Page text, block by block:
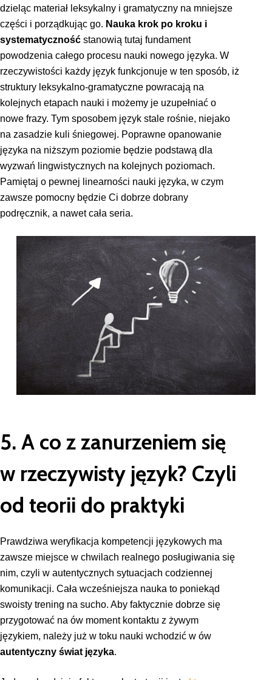
dzieląc materiał leksykalny i gramatyczny na mniejsze
części i porządkując go. Nauka krok po kroku i
systematyczność stanowią tutaj fundament
powodzenia całego procesu nauki nowego języka. W
rzeczywistości każdy język funkcjonuje w ten sposób, iż
struktury leksykalno-gramatyczne powracają na
kolejnych etapach nauki i możemy je uzupełniać o
nowe frazy. Tym sposobem język stale rośnie, niejako
na zasadzie kuli śniegowej. Poprawne opanowanie
języka na niższym poziomie będzie podstawą dla
wyzwań lingwistycznych na kolejnych poziomach.
Pamiętaj o pewnej linearności nauki języka, w czym
zawsze pomocny będzie Ci dobrze dobrany
podręcznik, a nawet cała seria.
5. A co z zanurzeniem się
w rzeczywisty język? Czyli
od teorii do praktyki
Prawdziwa weryfikacja kompetencji językowych ma
zawsze miejsce w chwilach realnego posługiwania się
nim, czyli w autentycznych sytuacjach codziennej
komunikacji. Cała wcześniejsza nauka to poniekąd
swoisty trening na sucho. Aby faktycznie dobrze się
przygotować na ów moment kontaktu z żywym
językiem, należy już w toku nauki wchodzić w ów
autentyczny świat języka.